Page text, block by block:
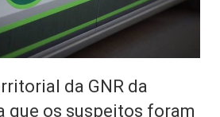
da GNR da
que os suspeitos foram